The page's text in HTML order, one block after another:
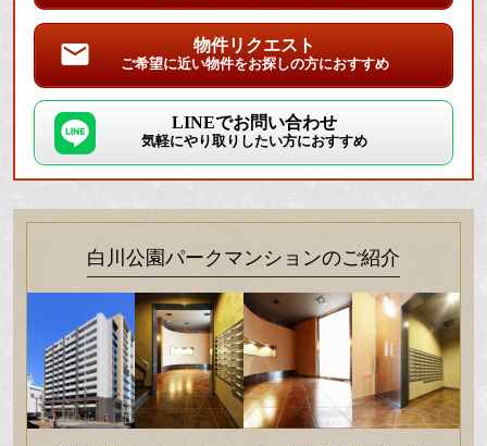
物件リクエスト
ご希望に近い物件をお探しの方におすすめ
LINEでお問い合わせ
気軽にやり取りしたい方におすすめ
白川公園パークマンションのご紹介